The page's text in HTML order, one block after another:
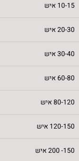
10-15 איש
20-30 איש
30-40 איש
60-80 איש
80-120 איש
120-150 איש
150- 200 איש